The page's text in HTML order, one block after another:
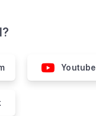
Youtube